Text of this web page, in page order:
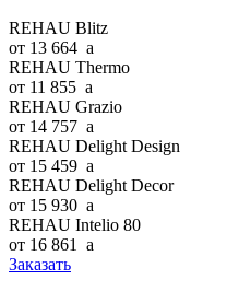
REHAU Blitz
от 13 664 a
REHAU Thermo
от 11 855 a
REHAU Grazio
от 14 757 a
REHAU Delight Design
от 15 459 a
REHAU Delight Decor
от 15 930 a
REHAU Intelio 80
от 16 861 a
Заказать